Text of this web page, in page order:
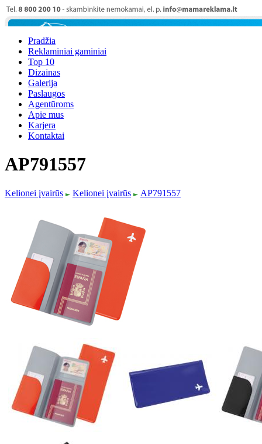
Pradžia
Reklaminiai gaminiai
Top 10
Dizainas
Galerija
Paslaugos
Agentūroms
Apie mus
Karjera
Kontaktai
AP791557
Kelionei įvairūs Kelionei įvairūs AP791557